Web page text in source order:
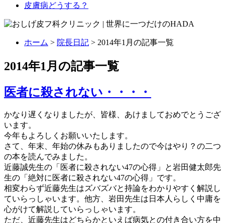
皮膚病どうする？
ホーム > 院長日記 > 2014年1月の記事一覧
2014年1月の記事一覧
医者に殺されない・・・・
かなり遅くなりましたが、皆様、あけましておめでとうござ
います。
今年もよろしくお願いいたします。
さて、年末、年始の休みもありましたので今はやり？の二つ
の本を読んでみました。
近藤誠先生の「医者に殺されない47の心得」と岩田健太郎先
生の「絶対に医者に殺されない47の心得」です。
相変わらず近藤先生はズバズバと持論をわかりやすく解説し
ていらっしゃいます。他方、岩田先生は日本人らしく中庸を
心がけて解説していらっしゃいます。
ただ、近藤先生はどちらかといえば病気との付き合い方を中